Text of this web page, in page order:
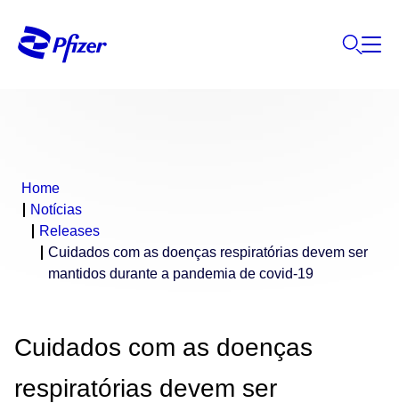
Home
Notícias
Releases
Cuidados com as doenças respiratórias devem ser
mantidos durante a pandemia de covid-19
Cuidados com as doenças
respiratórias devem ser